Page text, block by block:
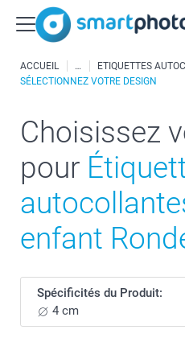
ACCUEIL
ETIQUETTES
SÉLECTIONNEZ VOTRE DESIGN
Choisissez
pour
enfant
Spécificités du Produit:
4 cm